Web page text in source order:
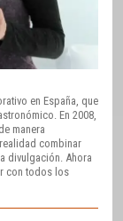
en España, que
En 2008,
manera
combinar
divulgación. Ahora
con todos los